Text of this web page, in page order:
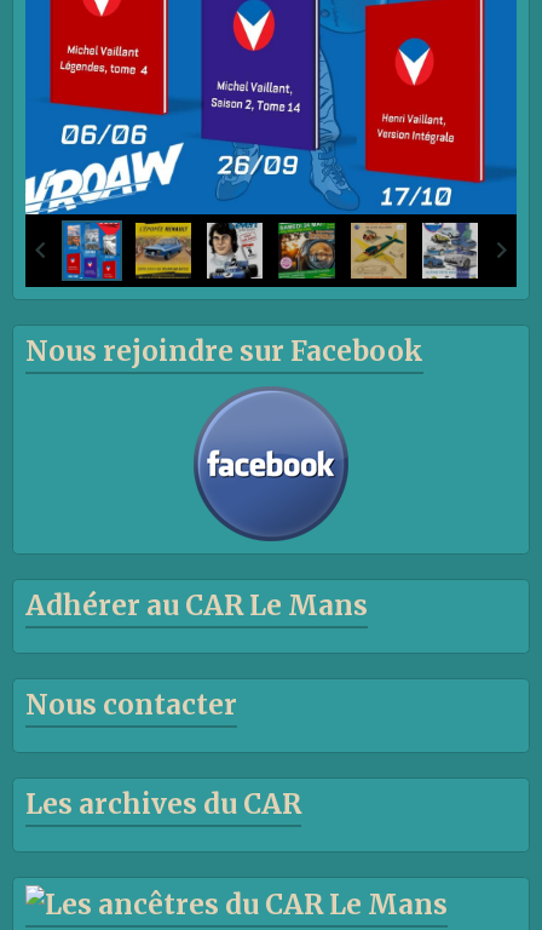
Nous rejoindre sur Facebook
Adhérer au CAR Le Mans
Nous contacter
Les archives du CAR